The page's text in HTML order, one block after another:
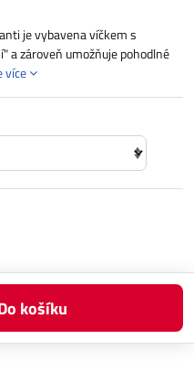
je vybavena víčkem s
a zároveň umožňuje pohodlné
více
Do košíku